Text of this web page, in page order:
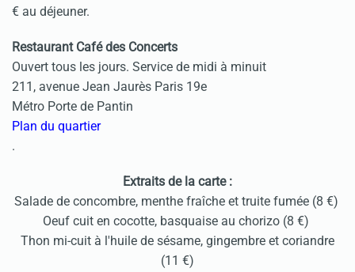
€ au déjeuner.
Restaurant Café des Concerts
Ouvert tous les jours. Service de midi à minuit
211, avenue Jean Jaurès Paris 19e
Métro Porte de Pantin
Plan du quartier
.
Extraits de la carte :
Salade de concombre, menthe fraîche et truite fumée (8 €)
Oeuf cuit en cocotte, basquaise au chorizo (8 €)
Thon mi-cuit à l'huile de sésame, gingembre et coriandre
(11 €)